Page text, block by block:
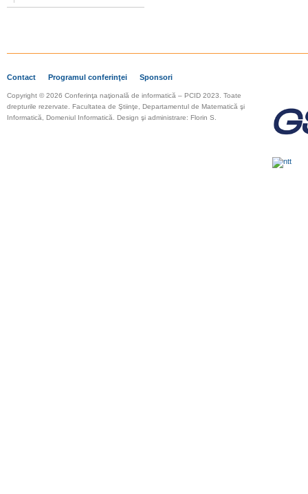
Contact Programul conferinţei Sponsori
Copyright © 2026 Conferinţa naţională de informatică – PCID 2023. Toate
drepturile rezervate. Facultatea de Ştiinţe, Departamentul de Matematică şi
Informatică, Domeniul Informatică. Design şi administrare: Florin S.